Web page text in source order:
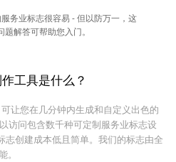
务业标志很容易 - 但以防万一，这
解答可帮助您入门。
工具是什么？
让您在几分钟内生成和自定义出色的
访问包含数千种可定制服务业标志设
志创建成本低且简单。我们的标志由全